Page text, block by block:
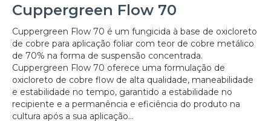
Cuppergreen Flow 70
Cuppergreen Flow 70 é um fungicida à base de oxicloreto
de cobre para aplicação foliar com teor de cobre metálico
de 70% na forma de suspensão concentrada.
Cuppergreen Flow 70 oferece uma formulação de
oxicloreto de cobre flow de alta qualidade, maneabilidade
e estabilidade no tempo, garantido a estabilidade no
recipiente e a permanência e eficiência do produto na
cultura após a sua aplicação...